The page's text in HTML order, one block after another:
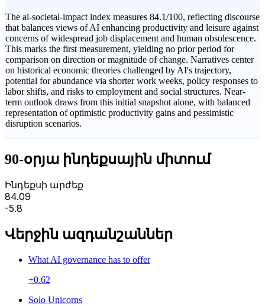
The ai-societal-impact index measures 84.1/100, reflecting discourse
that balances views of AI enhancing productivity and leisure against
concerns of widespread job displacement and human obsolescence.
This marks the first measurement, yielding no prior period for
comparison on direction or magnitude of change. Narratives center
on historical economic theories challenged by AI's trajectory,
potential for abundance via shorter work weeks, policy responses to
labor shifts, and risks to employment and social structures. Near-
term outlook draws from this initial snapshot alone, with balanced
representation of optimistic productivity gains and pessimistic
disruption scenarios.
90-օրյա ինդեքսային միտում
Ինդեքսի արժեք
84.09
-5.8
Վերջին ազդանշաններ
What AI governance has to offer
+0.62
Solo Unicorns